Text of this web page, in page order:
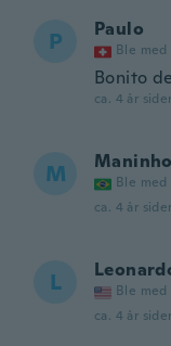
P Paulo
Ble med
Bonito
ca. 4 år
M Maninho
Ble med
ca. 4 år
L Ble med
ca. 4 år